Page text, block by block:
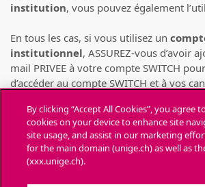
institution, vous pouvez également
En tous les cas, si vous utilisez un
institutionnel, ASSUREZ-vous d’avoir
mail PRIVEE à votre compte SWITCH
d’accéder au compte SWITCH et à vos
(pour cause de départ de l’institution)
SWITCH).
Chaque personne ne peut déposer
By clicking “Accept All Cookies”, you agree
cookies on your device to enhance site
site usage, and assist in our marketing
for the main domain (unige.ch) as well as
(xxx.unige.ch).